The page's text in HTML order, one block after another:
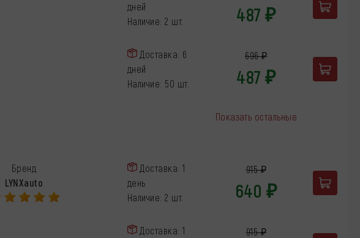
дней
Наличие: 2 шт.
487 ₽
Доставка: 6
дней
Наличие: 50 шт.
696 ₽
487 ₽
Показать остальные
Бренд
LYNXauto
Доставка: 1
день
Наличие: 2 шт.
915 ₽
640 ₽
Доставка: 1
915 ₽